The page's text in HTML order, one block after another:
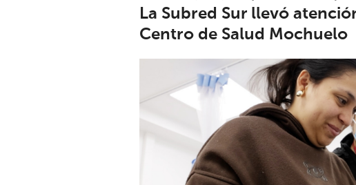
La Subred Sur llevó
Centro de Salud Mochuelo